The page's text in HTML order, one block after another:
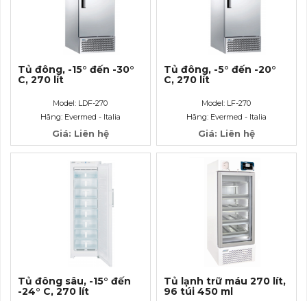
Tủ đông, -15° đến -30°
C, 270 lít
Model: LDF-270
Hãng: Evermed - Italia
Giá: Liên hệ
Tủ đông, -5° đến -20°
C, 270 lít
Model: LF-270
Hãng: Evermed - Italia
Giá: Liên hệ
Tủ đông sâu, -15° đến
-24° C, 270 lít
Tủ lạnh trữ máu 270 lít,
96 túi 450 ml